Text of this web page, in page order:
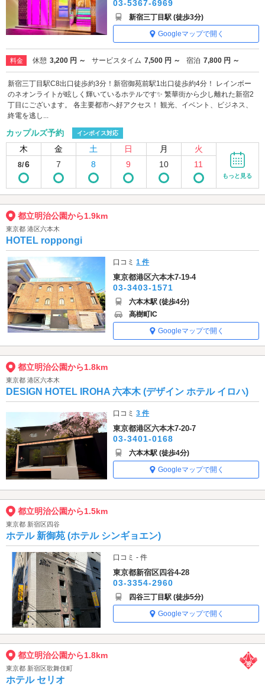
03-5367-6969
新宿三丁目駅 (徒歩3分)
Googleマップで開く
料金 休憩 3,200 円 ～ サービスタイム 7,500 円 ～ 宿泊 7,800 円 ～
新宿三丁目駅C8出口徒歩約3分！新宿御苑前駅1出口徒歩約4分！ レインボー
のネオンライトが眩しく輝いているホテルです✨ 繁華街から少し離れた新宿2
丁目にございます。 各主要都市へ好アクセス！ 観光、イベント、ビジネス、
終電を逃し...
カップルズ予約 インボイス対応
木 金 土 日 月 火
8/6 7 8 9 10 11
もっと見る
都立明治公園から1.9km
東京都 港区六本木
HOTEL roppongi
口コミ1 件
東京都港区六本木7-19-4
03-3403-1571
六本木駅 (徒歩4分)
高樹町IC
Googleマップで開く
都立明治公園から1.8km
東京都 港区六本木
DESIGN HOTEL IROHA 六本木 (デザイン ホテル イロハ)
口コミ3 件
東京都港区六本木7-20-7
03-3401-0168
六本木駅 (徒歩4分)
Googleマップで開く
都立明治公園から1.5km
東京都 新宿区四谷
ホテル 新御苑 (ホテル シンギョエン)
口コミ - 件
東京都新宿区四谷4-28
03-3354-2960
四谷三丁目駅 (徒歩5分)
Googleマップで開く
都立明治公園から1.8km
東京都 新宿区歌舞伎町
ホテル セリオ